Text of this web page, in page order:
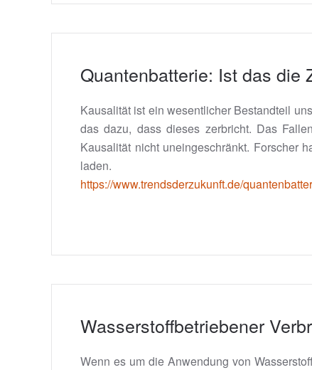
Quantenbatterie: Ist das die
Kausalität ist ein wesentlicher Bestandteil
das dazu, dass dieses zerbricht. Das
Kausalität nicht uneingeschränkt. Forscher
laden.
https://www.trendsderzukunft.de/
Wasserstoffbetriebener
Wenn es um die Anwendung von